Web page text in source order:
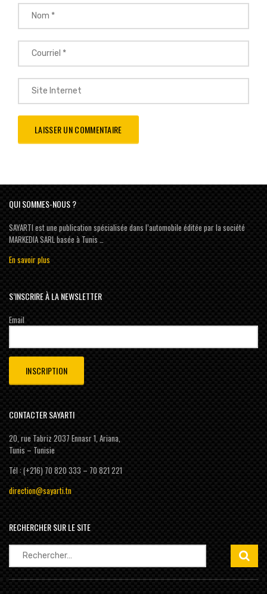
QUI SOMMES-NOUS ?
SAYARTI est une publication spécialisée dans l’automobile éditée par la société
MARKEDIA SARL basée à Tunis …
En savoir plus
S’INSCRIRE À LA NEWSLETTER
Email
CONTACTER SAYARTI
20, rue Tabriz 2037 Ennasr 1, Ariana,
Tunis – Tunisie
Tél : (+216) 70 820 333 – 70 821 221
direction@sayarti.tn
RECHERCHER SUR LE SITE
Rechercher :